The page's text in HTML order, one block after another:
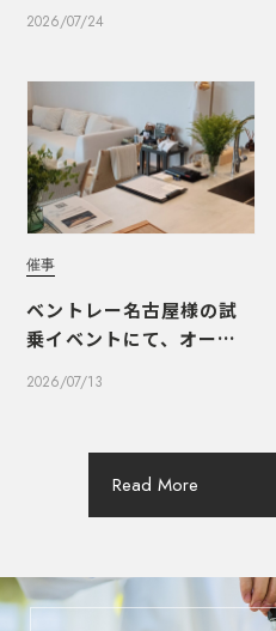
2026/07/24
催事
ベントレー名古屋様の試
乗イベントにて、オーダー
ークショップを実施しま
2026/07/13
Read More